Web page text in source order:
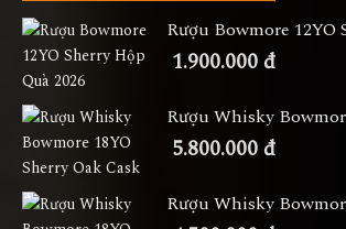
Rượu Bowmore 12YO
1.900.000 đ
Rượu Whisky
5.800.000 đ
Rượu Whisky